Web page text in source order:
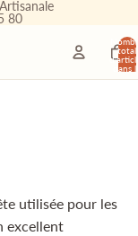
80
total
dans
utilisée pour les
excellent